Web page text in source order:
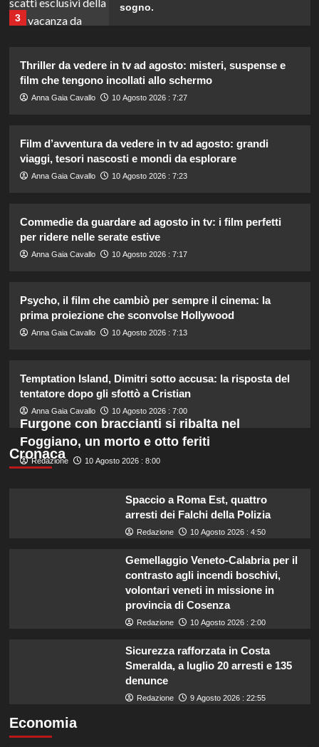
3
sogno.
4
Chiara Ferragni risponde agli haters:
i suoi figli e le critiche sul peso.
5
William e Kate: le loro destinazioni
di vacanza preferite svelate!
1
pronti a tornare: “Se Maria chiama,
risponderemo”.
2
Ad Amici, stecca rimossa in post-
produzione: il retroscena
inaspettato di Irene Guglielmi
3
scatti esclusivi della sua vacanza da
sogno.
Chiara Ferragni risponde agli haters:
William e Kate: le loro destinazioni
Thriller da vedere in tv ad agosto: misteri, suspense e
film che tengono incollati allo schermo
Anna Gaia Cavallo 10 Agosto 2026 : 7:27
Film d’avventura da vedere in tv ad agosto: grandi
viaggi, tesori nascosti e mondi da esplorare
Anna Gaia Cavallo 10 Agosto 2026 : 7:23
Commedie da guardare ad agosto in tv: i film perfetti
per ridere nelle serate estive
Anna Gaia Cavallo 10 Agosto 2026 : 7:17
Psycho, il film che cambiò per sempre il cinema: la
prima proiezione che sconvolse Hollywood
Anna Gaia Cavallo 10 Agosto 2026 : 7:13
Temptation Island, Dimitri sotto accusa: la risposta del
tentatore dopo gli sfottò a Cristian
Anna Gaia Cavallo 10 Agosto 2026 : 7:00
Cronaca
Furgone con braccianti si ribalta nel
Foggiano, un morto e otto feriti
Redazione 10 Agosto 2026 : 8:00
Spaccio a Roma Est, quattro
arresti dei Falchi della Polizia
Redazione 10 Agosto 2026 : 4:50
Gemellaggio Veneto-Calabria per il
contrasto agli incendi boschivi,
volontari veneti in missione in
provincia di Cosenza
Redazione 10 Agosto 2026 : 2:00
Sicurezza rafforzata in Costa
Smeralda, a luglio 20 arresti e 135
denunce
Redazione 9 Agosto 2026 : 22:55
Economia